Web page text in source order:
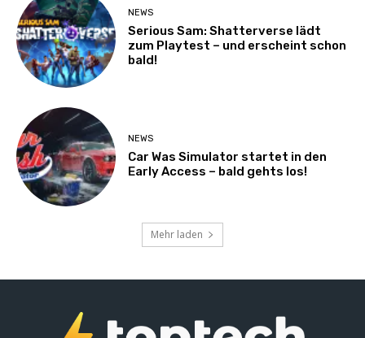
NEWS
Serious Sam: Shatterverse lädt
zum Playtest – und erscheint schon
bald!
NEWS
Car Was Simulator startet in den
Early Access – bald gehts los!
Mehr laden